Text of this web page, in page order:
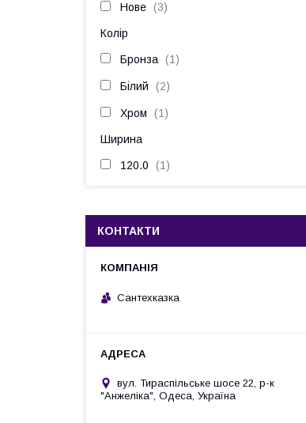
Нове 3
Колір
Бронза 1
Білий 2
Хром 1
Ширина
120.0 1
КОНТАКТИ
Сантехказка
вул. Тираспільське шосе 22, р-к
"Анжеліка", Одеса, Україна